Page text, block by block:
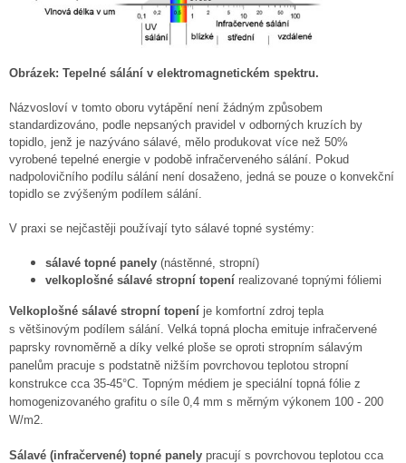
Obrázek: Tepelné sálání v elektromagnetickém spektru.
Názvosloví v tomto oboru vytápění není žádným způsobem
standardizováno, podle nepsaných pravidel v odborných kruzích by
topidlo, jenž je nazýváno sálavé, mělo produkovat více než 50%
vyrobené tepelné energie v podobě infračerveného sálání. Pokud
nadpolovičního podílu sálání není dosaženo, jedná se pouze o konvekční
topidlo se zvýšeným podílem sálání.
V praxi se nejčastěji používají tyto sálavé topné systémy:
sálavé topné panely (nástěnné, stropní)
velkoplošné sálavé stropní topení realizované topnými fóliemi
Velkoplošné sálavé stropní topení je komfortní zdroj tepla
s většinovým podílem sálání. Velká topná plocha emituje infračervené
paprsky rovnoměrně a díky velké ploše se oproti stropním sálavým
panelům pracuje s podstatně nižším povrchovou teplotou stropní
konstrukce cca 35-45°C. Topným médiem je speciální topná fólie z
homogenizovaného grafitu o síle 0,4 mm s měrným výkonem 100 - 200
W/m2.
Sálavé (infračervené) topné panely pracují s povrchovou teplotou cca